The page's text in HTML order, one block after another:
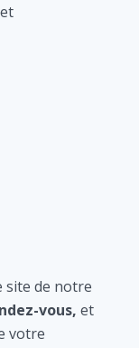
site de notre
vous, et
votre